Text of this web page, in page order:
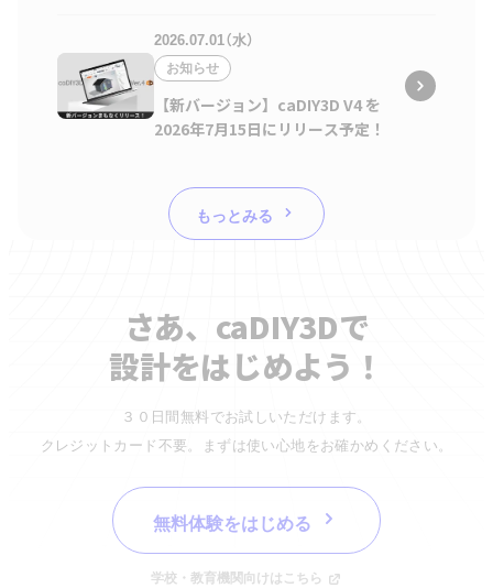
2026.07.01（水）
お知らせ
【新バージョン】caDIY3D V4 を
2026年7月15日にリリース予定！
もっとみる
さあ、caDIY3Dで
設計をはじめよう！
３０日間無料でお試しいただけます。
クレジットカード不要。まずは使い心地をお確かめください。
無料体験をはじめる
学校・教育機関向けはこちら